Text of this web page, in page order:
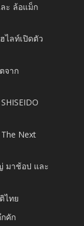
ะ ล้อแม็ก
ไลท์เปิดตัว
จาก
Next
มาช้อป และ
ไทย
คัก